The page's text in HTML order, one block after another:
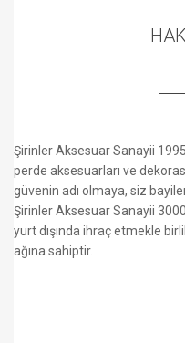
Şirinler Aksesuar Sanayii
perde aksesuarları ve
güvenin adı olmaya, siz
Şirinler Aksesuar Sanayii
yurt dışında ihraç etmekle
ağına sahiptir.